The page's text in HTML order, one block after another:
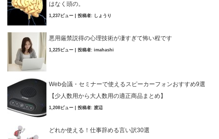
はなく頭の。
1,237ビュー 投稿者: しょうり
悪用厳禁説得の心理技術が凄すぎて怖い程です
1,225ビュー 投稿者: imahashi
Web会議・セミナーで使えるスピーカーフォンおすすめ9選
【少人数用から大人数用の適正商品まとめ】
1,208ビュー 投稿者: 渡辺
どれか使える！仕事辞める言い訳30選